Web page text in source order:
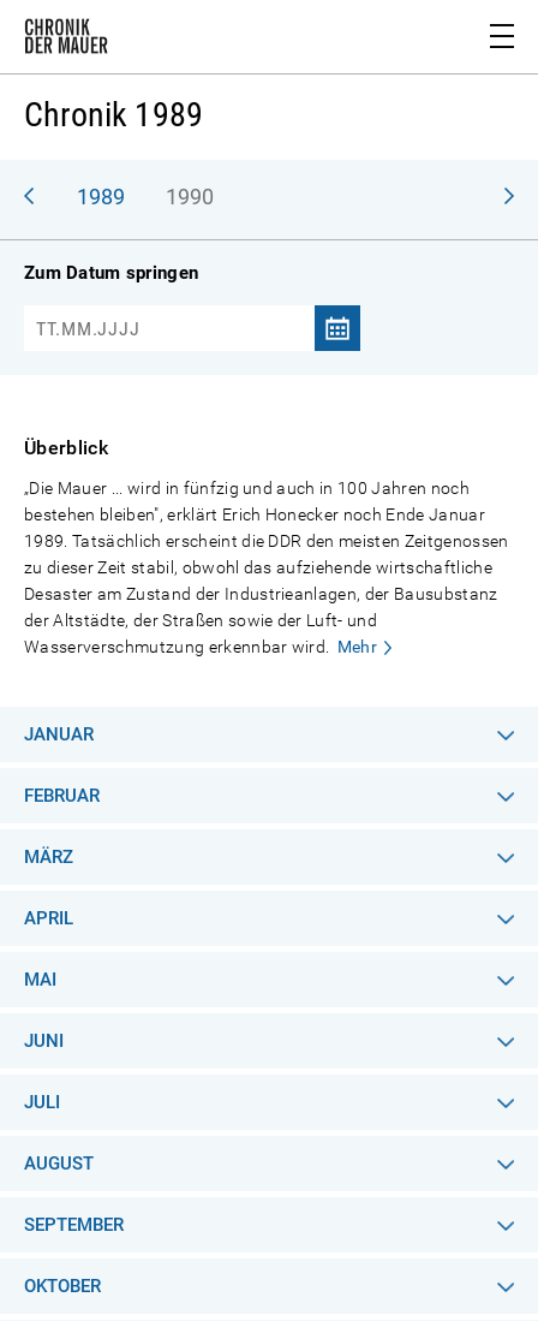
Chronik 1989
1989 1990
Zum Datum springen
Überblick
„Die Mauer ... wird in fünfzig und auch in 100 Jahren noch
bestehen bleiben", erklärt Erich Honecker noch Ende Januar
1989. Tatsächlich erscheint die DDR den meisten Zeitgenossen
zu dieser Zeit stabil, obwohl das aufziehende wirtschaftliche
Desaster am Zustand der Industrieanlagen, der Bausubstanz
der Altstädte, der Straßen sowie der Luft- und
Wasserverschmutzung erkennbar wird.
Mehr
JANUAR
FEBRUAR
MÄRZ
APRIL
MAI
JUNI
JULI
AUGUST
SEPTEMBER
OKTOBER